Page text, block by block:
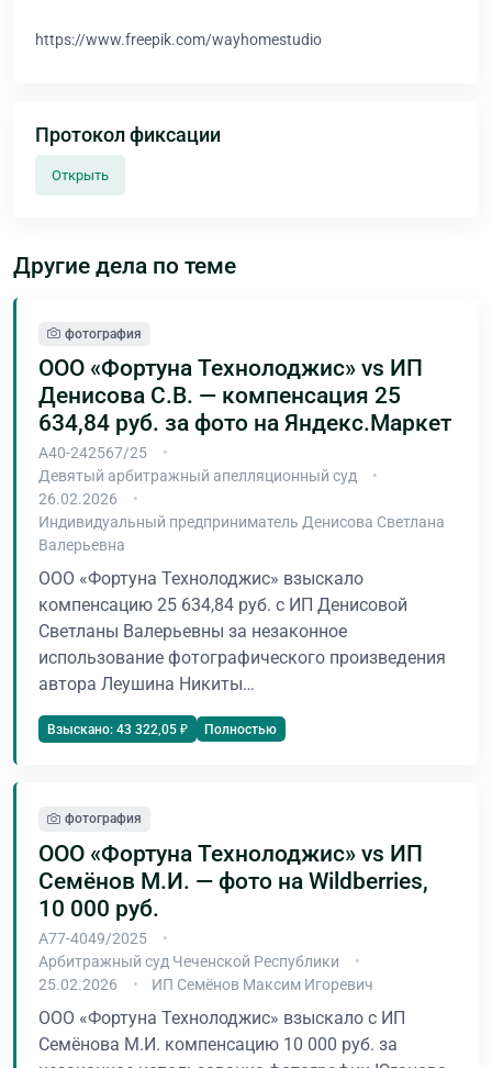
https://www.freepik.com/wayhomestudio
Протокол фиксации
Открыть
Другие дела по теме
фотография
ООО «Фортуна Технолоджис» vs ИП
Денисова С.В. — компенсация 25
634,84 руб. за фото на Яндекс.Маркет
А40-242567/25
Девятый арбитражный апелляционный суд
26.02.2026
Индивидуальный предприниматель Денисова Светлана
Валерьевна
ООО «Фортуна Технолоджис» взыскало
компенсацию 25 634,84 руб. с ИП Денисовой
Светланы Валерьевны за незаконное
использование фотографического произведения
автора Леушина Никиты…
Взыскано: 43 322,05 ₽ Полностью
фотография
ООО «Фортуна Технолоджис» vs ИП
Семёнов М.И. — фото на Wildberries,
10 000 руб.
А77-4049/2025
Арбитражный суд Чеченской Республики
25.02.2026
ИП Семёнов Максим Игоревич
ООО «Фортуна Технолоджис» взыскало с ИП
Семёнова М.И. компенсацию 10 000 руб. за